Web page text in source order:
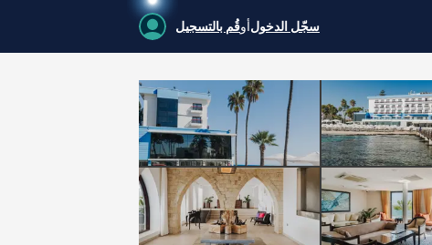
سجّل الدخولأوقُم بالتسجيل